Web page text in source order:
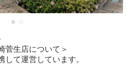
菅生店について＞
して運営しています。